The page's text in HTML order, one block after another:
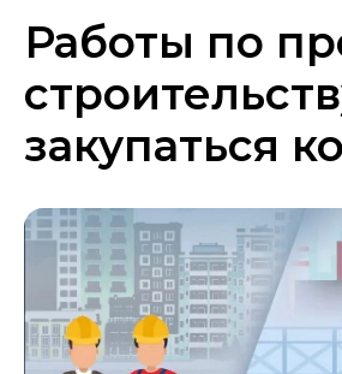
Работы по
закупаться